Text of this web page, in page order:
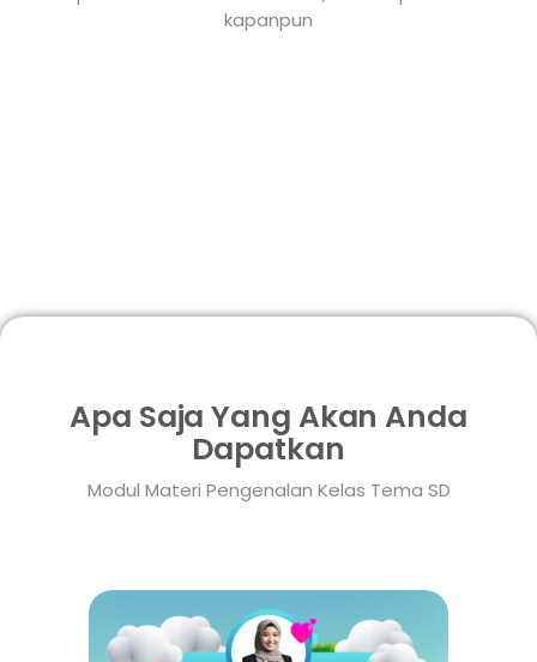
kapanpun
Apa Saja Yang Akan Anda
Dapatkan
Modul Materi Pengenalan Kelas Tema SD